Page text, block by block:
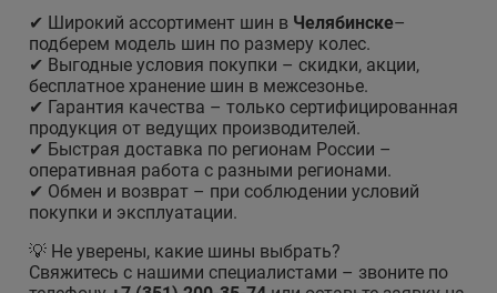
✔ Широкий ассортимент шин в Челябинске–
подберем модель шин по размеру колес.
✔ Выгодные условия покупки – скидки, акции,
бесплатное хранение шин в межсезонье.
✔ Гарантия качества – только сертифицированная
продукция от ведущих производителей.
✔ Быстрая доставка по регионам России –
оперативная работа с разными регионами.
✔ Обмен и возврат – при соблюдении условий
покупки и эксплуатации.
💡 Не уверены, какие шины выбрать?
Свяжитесь с нашими специалистами – звоните по